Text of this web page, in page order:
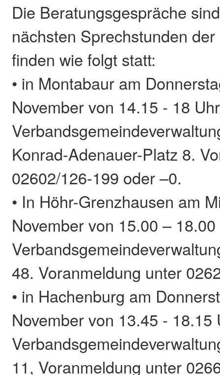
Die Beratungsgespräche
nächsten Sprechstunden
finden wie folgt statt:
• in Montabaur am
November von 14.15 - 18
Konrad-Adenauer-Platz 8.
02602/126-199 oder –0.
• In Höhr-Grenzhausen am
November von 15.00 –
48. Voranmeldung unter
• in Hachenburg am
November von 13.45 - 18.15
11, Voranmeldung unter